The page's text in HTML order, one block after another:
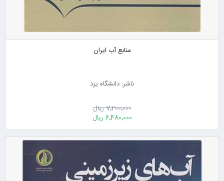
منابع آب ایران
ناشر: دانشگاه یزد
7٬200٬000 ریال
6٬480٬000 ریال